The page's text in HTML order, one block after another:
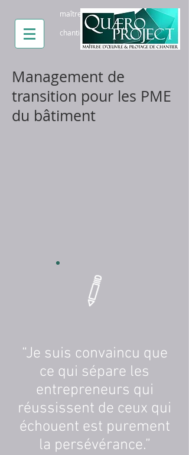
maître d'oeuvre paris pilotage
chantier paris conseil batiment paris
Management de
transition pour les PME
du bâtiment
“Je suis convaincu que
ce qui sépare les
entrepreneurs qui
réussissent de ceux qui
échouent est purement
la persévérance.”